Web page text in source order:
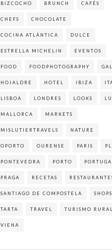
BIZCOCHO BRUNCH CAFÉS
CHEFS CHOCOLATE
COCINA ATLÁNTICA DULCE
ESTRELLA MICHELIN EVENTOS
FOOD FOODPHOTOGRAPHY
HOJALDRE HOTEL IBIZA
LISBOA LONDRES LOOKS
MALLORCA MARKETS
MISLUTIERTRAVELS NATURE
OPORTO OURENSE PARIS
PONTEVEDRA PORTO
PRAGA RECETAS
SANTIAGO DE COMPOSTELA SHOPS
TARTA TRAVEL TURISMO RURAL
VIENA